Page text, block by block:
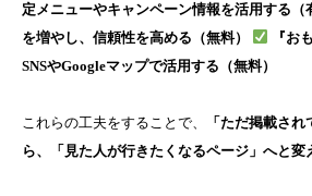
定メニューやキャンペーン情報を活用する（
を増やし、信頼性を高める（無料）
『お
SNSやGoogleマップで活用する（無料）
これらの工夫をすることで、
「ただ掲載さ
ら、「見た人が行きたくなるページ」へと変